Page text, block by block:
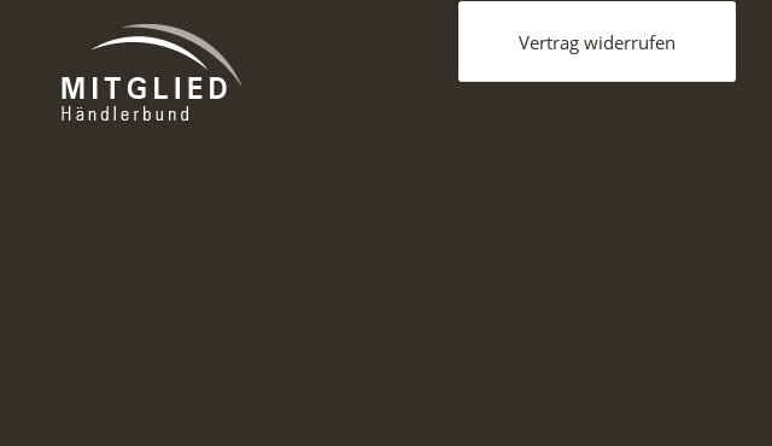
Vertrag widerrufen